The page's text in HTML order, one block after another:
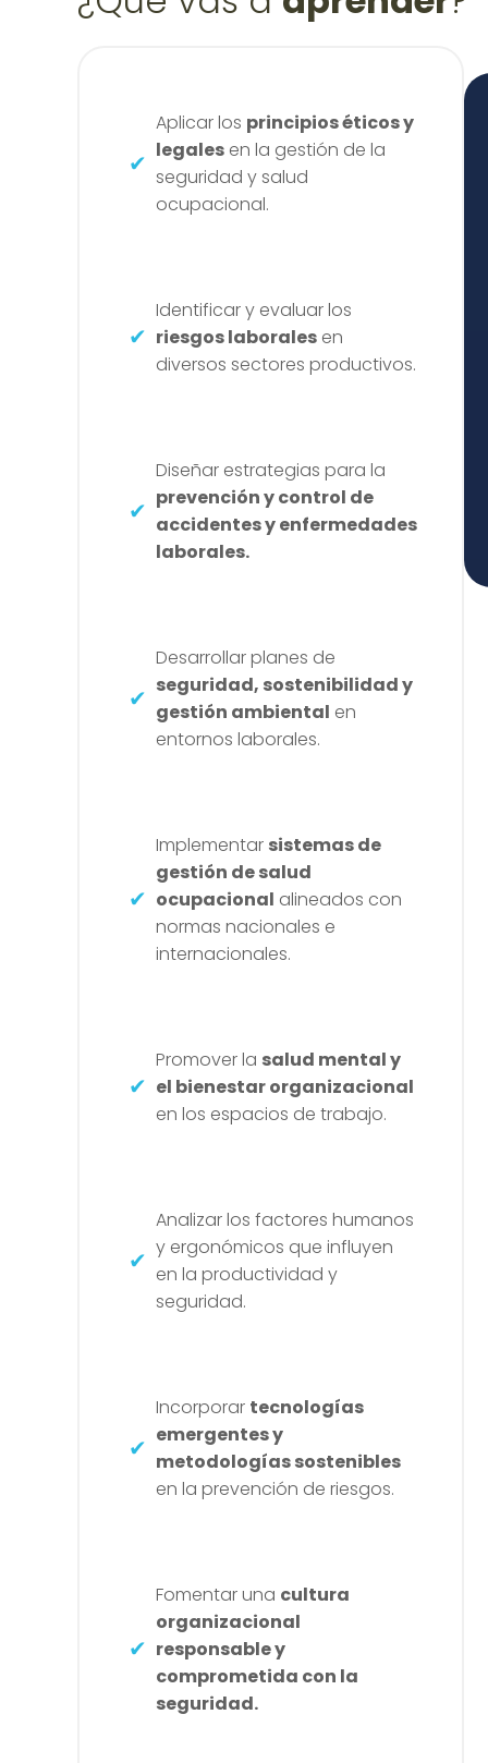
Aplicar los principios éticos y
legales en la gestión de la
seguridad y salud
ocupacional.
Identificar y evaluar los
riesgos laborales en
diversos sectores productivos.
Diseñar estrategias para la
prevención y control de
accidentes y enfermedades
laborales.
Desarrollar planes de
seguridad, sostenibilidad y
gestión ambiental en
entornos laborales.
Implementar sistemas de
gestión de salud
ocupacional alineados con
normas nacionales e
internacionales.
Promover la salud mental y
el bienestar organizacional
en los espacios de trabajo.
Analizar los factores humanos
y ergonómicos que influyen
en la productividad y
seguridad.
Incorporar tecnologías
emergentes y
metodologías sostenibles
en la prevención de riesgos.
Fomentar una cultura
organizacional
responsable y
comprometida con la
seguridad.